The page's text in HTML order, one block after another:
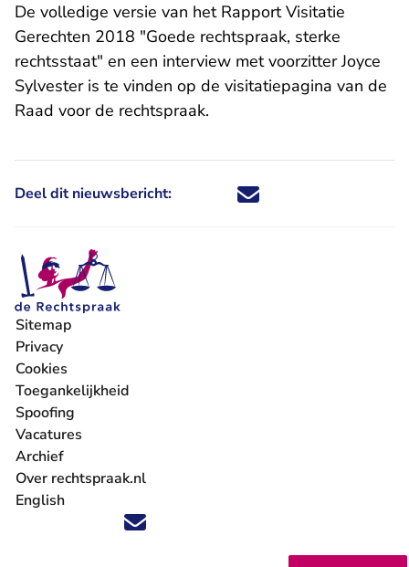
De volledige versie van het Rapport Visitatie
Gerechten 2018 "Goede rechtspraak, sterke
rechtsstaat" en een interview met voorzitter Joyce
Sylvester is te vinden op de visitatiepagina van de
Raad voor de rechtspraak.
Deel dit nieuwsbericht: Deel dit nieuwsbericht via X -
Deel dit nieuwsbericht via
Deel dit nieuwsbericht
Deel dit
Volg ons op X (Twitter) - U verlaat Rechtspraak.nl
Volg ons op Facebook - U verlaat Rechtspraak.nl
Volg ons op Instagram - U verlaat Rechtspraak.nl
Volg ons op Youtube - U verlaat Rechtspraak.nl
Volg ons op LinkedIn - U verlaat
'Blijf op de hoogte' nieuwsbrief - U verlaat
Sitemap
Privacy
Cookies
Toegankelijkheid
Spoofing
Vacatures
- U verlaat Rechtspraak.nl
Archief
Over rechtspraak.nl
English